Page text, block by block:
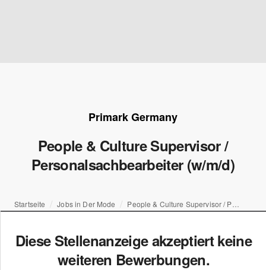
Primark Germany
People & Culture Supervisor /
Personalsachbearbeiter (w/m/d)
Startseite Jobs in Der Mode
Diese Stellenanzeige akzeptiert keine
weiteren Bewerbungen.